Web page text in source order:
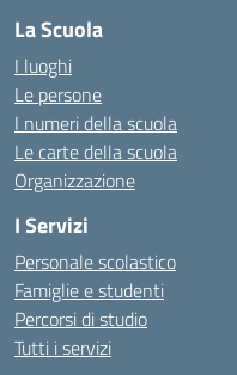
La Scuola
I luoghi
Le persone
I numeri della scuola
Le carte della scuola
Organizzazione
I Servizi
Personale scolastico
Famiglie e studenti
Percorsi di studio
Tutti i servizi